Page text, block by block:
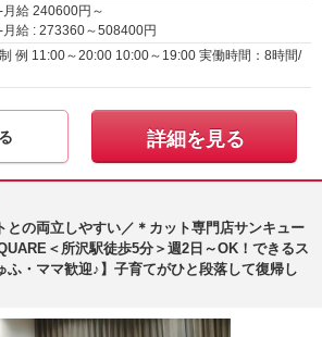
月給 240600円～
月給 : 273360～508400円
例 11:00～20:00 10:00～19:00 実働時間：8時間/
詳細を見る
との両立しやすい／＊カット専門店サンキュー
＜所沢駅徒歩5分＞週2日～OK！できるス
ふ・ママ歓迎♪】子育てがひと段落して復帰し